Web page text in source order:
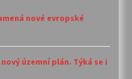
nové evropské
územní plán. Týká se i